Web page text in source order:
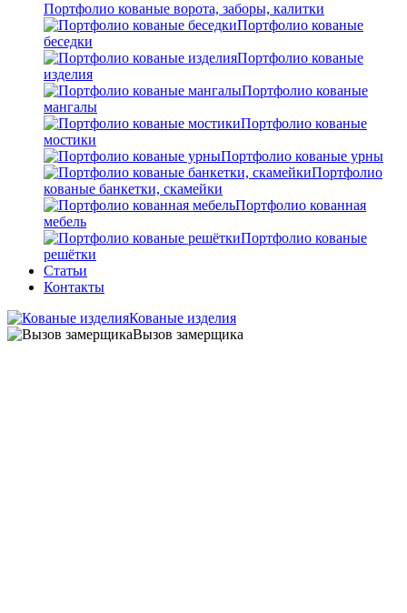
Портфолио кованые ворота, заборы, калитки
Портфолио кованые
беседки
Портфолио кованые
изделия
Портфолио кованые
мангалы
Портфолио кованые
мостики
Портфолио кованые урны
Портфолио
кованые банкетки, скамейки
Портфолио кованная
мебель
Портфолио кованые
решётки
Статьи
Контакты
Кованые изделия
Вызов замерщика